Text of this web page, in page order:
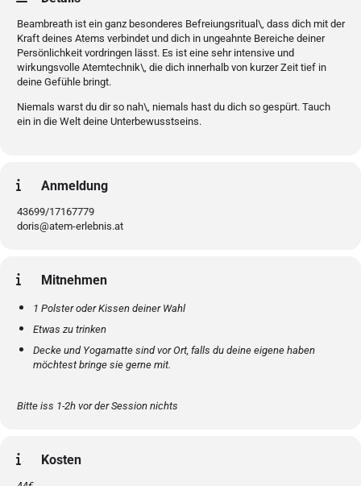
Beambreath ist ein ganz besonderes Befreiungsritual\, dass dich mit der
Kraft deines Atems verbindet und dich in ungeahnte Bereiche deiner
Persönlichkeit vordringen lässt. Es ist eine sehr intensive und
wirkungsvolle Atemtechnik\, die dich innerhalb von kurzer Zeit tief in
deine Gefühle bringt.
Niemals warst du dir so nah\, niemals hast du dich so gespürt. Tauch
ein in die Welt deine Unterbewusstseins.
Anmeldung
43699/17167779
doris@atem-erlebnis.at
Mitnehmen
1 Polster oder Kissen deiner Wahl
Etwas zu trinken
Decke und Yogamatte sind vor Ort, falls du deine eigene haben
möchtest bringe sie gerne mit.
Bitte iss 1-2h vor der Session nichts
Kosten